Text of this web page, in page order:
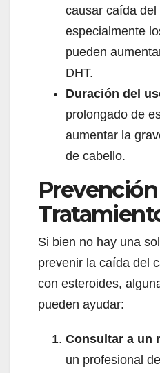
causar caída
especialmente
pueden
DHT.
Duración del
prolongado de
aumentar la
de cabello.
Si bien no hay una
prevenir la caída del
con esteroides,
pueden ayudar:
Consultar a un
un profesional